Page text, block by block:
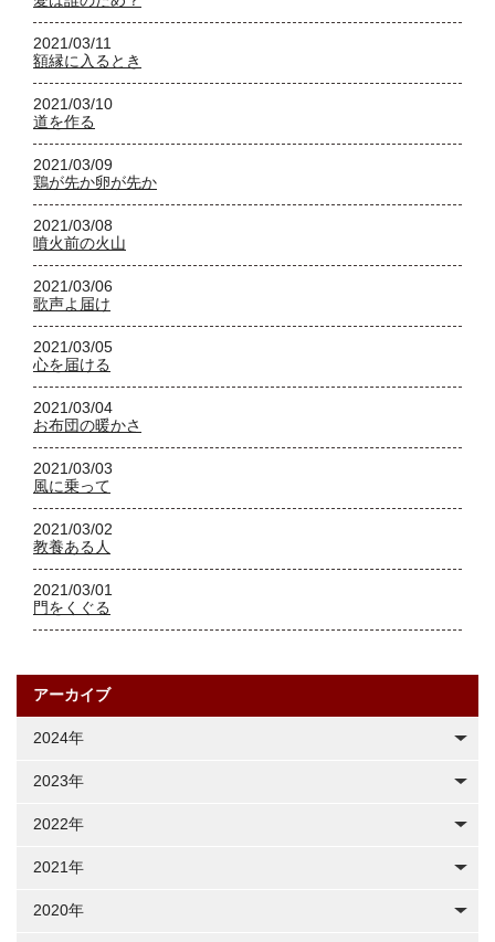
2021/03/11
額縁に入るとき
2021/03/10
道を作る
2021/03/09
鶏が先か卵が先か
2021/03/08
噴火前の火山
2021/03/06
歌声よ届け
2021/03/05
心を届ける
2021/03/04
お布団の暖かさ
2021/03/03
風に乗って
2021/03/02
教養ある人
2021/03/01
門をくぐる
アーカイブ
2024年
2023年
2022年
2021年
2020年